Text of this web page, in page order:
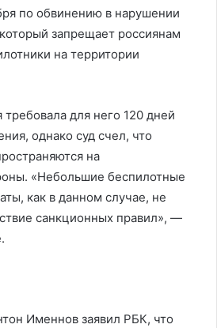
по обвинению в нарушении
запрещает россиянам
на территории
для него 120 дней
однако суд счел, что
на
«Небольшие беспилотные
как в данном случае, не
санкционных правил», —
Именнов заявил РБК, что